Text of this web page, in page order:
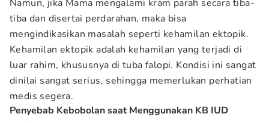
Namun, jika Mama mengalami kram parah secara tiba-
tiba dan disertai perdarahan, maka bisa
mengindikasikan masalah seperti kehamilan ektopik.
Kehamilan ektopik adalah kehamilan yang terjadi di
luar rahim, khususnya di tuba falopi. Kondisi ini sangat
dinilai sangat serius, sehingga memerlukan perhatian
medis segera.
Penyebab Kebobolan saat Menggunakan KB IUD